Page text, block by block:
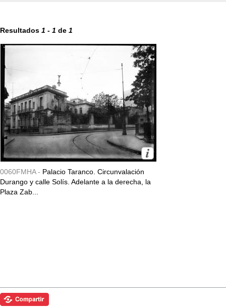
Resultados 1 - 1 de 1
0060FMHA - Palacio Taranco. Circunvalación
Durango y calle Solís. Adelante a la derecha, la
Plaza Zab...